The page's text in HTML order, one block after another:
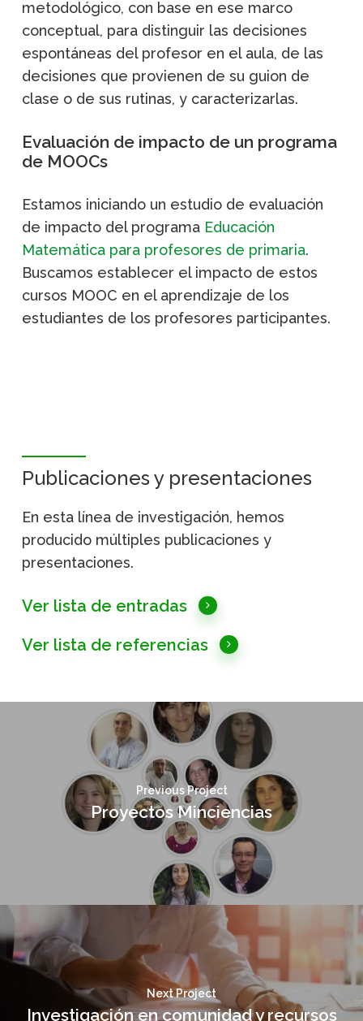
metodológico, con base en ese marco
conceptual, para distinguir las decisiones
espontáneas del profesor en el aula, de las
decisiones que provienen de su guion de
clase o de sus rutinas, y caracterizarlas.
Evaluación de impacto de un programa
de MOOCs
Estamos iniciando un estudio de evaluación
de impacto del programa Educación
Matemática para profesores de primaria.
Buscamos establecer el impacto de estos
cursos MOOC en el aprendizaje de los
estudiantes de los profesores participantes.
Publicaciones y presentaciones
En esta línea de investigación, hemos
producido múltiples publicaciones y
presentaciones.
Ver lista de entradas
Ver lista de referencias
Previous Project
Proyectos Minciencias
Next Project
Investigación en comunidad y recursos